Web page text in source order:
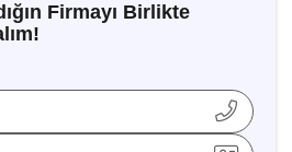
Firmayı Birlikte